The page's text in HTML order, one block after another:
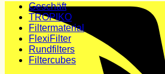
Geschäft
TROPIKO
Filtermaterial
FlexiFilter
Rundfilters
Filtercubes